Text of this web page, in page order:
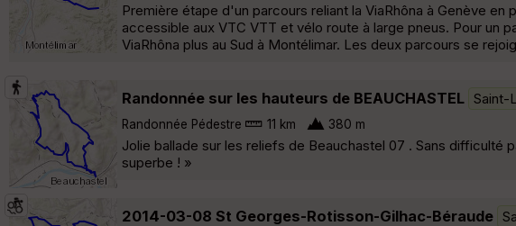
Première étape d'un parcours reliant la ViaRhôna à Genève
accessible aux VTC VTT et vélo route à large pneus. Pour un
ViaRhôna plus au Sud à Montélimar. Les deux parcours se
Randonnée sur les hauteurs de BEAUCHASTEL Saint-
Randonnée Pédestre 11 km 380 m
Jolie ballade sur les reliefs de Beauchastel 07 . Sans
superbe ! »
2014-03-08 St Georges-Rotisson-Gilhac-Béraude